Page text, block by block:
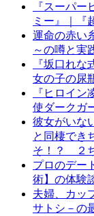
『スーパ
ミー』｜『
運命の赤い
～の噂と実
『坂口れ
女の子の尿
『ヒロイ
使ダークガ
彼女がいな
と同棲でき
そ！？ ２
プロのデ
術】の体験
夫婦、カッ
サトシ－の